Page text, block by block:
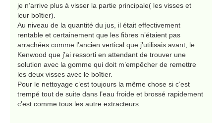
je n’arrive plus à visser la partie principale( les visses et
leur boîtier).
Au niveau de la quantité du jus, il était effectivement
rentable et certainement que les fibres n’étaient pas
arrachées comme l’ancien vertical que j’utilisais avant, le
Kenwood que j’ai ressorti en attendant de trouver une
solution avec la gomme qui doit m’empêcher de remettre
les deux visses avec le boîtier.
Pour le nettoyage c’est toujours la même chose si c’est
trempé tout de suite dans l’eau froide et brossé rapidement
c’est comme tous les autre extracteurs.